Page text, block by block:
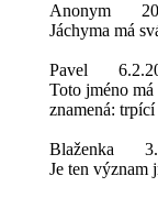
Anonym
Jáchyma má
Pavel
Toto jméno
znamená:
Blaženka
Je ten význam